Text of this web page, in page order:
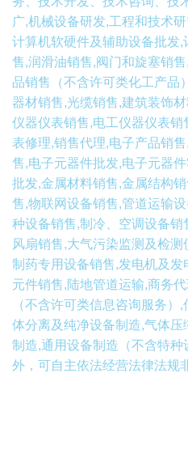
广,机械设备研发,工程和技术
计算机软硬件及辅助设备批发
售,润滑油销售,阀门和旋塞销
品销售（不含许可类化工产品
器材销售,光缆销售,建筑装饰
仪器仪表销售,电工仪器仪表
表修理,销售代理,电子产品销
售,电子元器件批发,电子元器
批发,金属材料销售,金属结构
售,物联网设备销售,管道运输
种设备销售,制冷、空调设备销
风扇销售,大气污染监测及检
制药专用设备销售,发电机及发
元件销售,陆地管道运输,商务
（不含许可类信息咨询服务
体分离及纯净设备制造,气体
制造,通用设备制造（不含特
外，可自主依法经营法律法规